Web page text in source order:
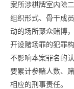
案所涉棋牌室内除
组织形式、骨干成
动的场所聚众赌博
开设赌场罪的犯罪
不影响本案罪名的
要累计参赌人数、
相应的刑事责任。